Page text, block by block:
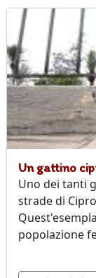
Un gattino
Uno dei tanti
strade di
popolazione